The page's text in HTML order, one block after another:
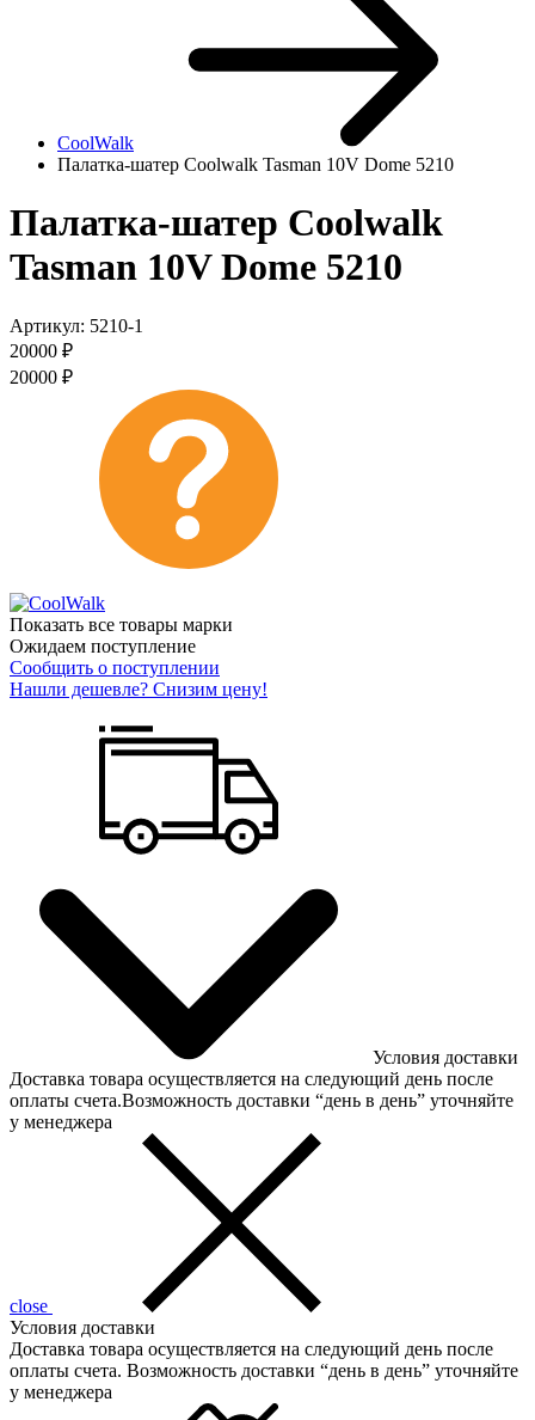
CoolWalk
Палатка-шатер Coolwalk Tasman 10V Dome 5210
Палатка-шатер Coolwalk
Tasman 10V Dome 5210
Артикул: 5210-1
20000 ₽
20000 ₽
Показать все товары марки
Ожидаем поступление
Сообщить о поступлении
Нашли дешевле? Снизим цену!
Условия доставки
Доставка товара осуществляется на следующий день после
оплаты счета.Возможность доставки “день в день” уточняйте
у менеджера
close
Условия доставки
Доставка товара осуществляется на следующий день после
оплаты счета. Возможность доставки “день в день” уточняйте
у менеджера